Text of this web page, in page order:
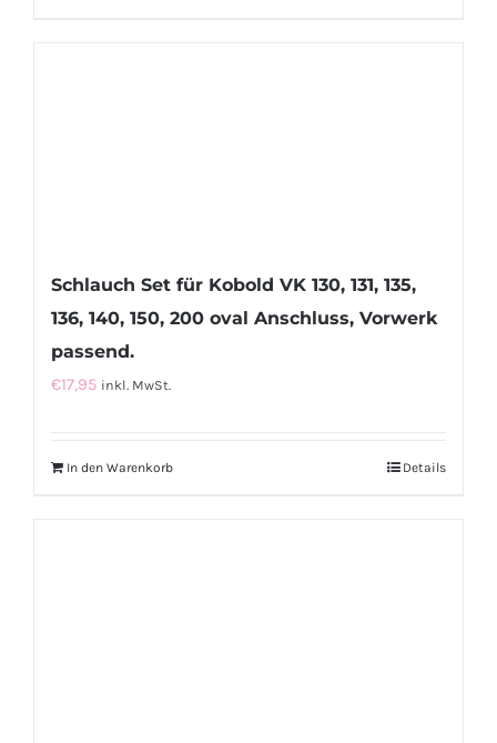
Schlauch Set für Kobold VK 130, 131, 135,
136, 140, 150, 200 oval Anschluss, Vorwerk
passend.
€17,95 inkl. MwSt.
In den Warenkorb Details